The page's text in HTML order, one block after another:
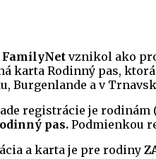
FamilyNetvznikol ako
karta Rodinný pas,
Burgenlande a v
registrácie je
pas.Podmienkou
a karta je pre rodiny